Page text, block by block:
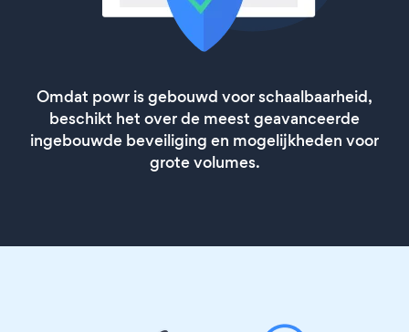
Omdat powr is gebouwd voor schaalbaarheid,
beschikt het over de meest geavanceerde
ingebouwde beveiliging en mogelijkheden voor
grote volumes.